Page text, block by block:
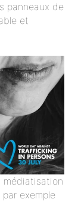
panneaux de
et
médiatisation
exemple